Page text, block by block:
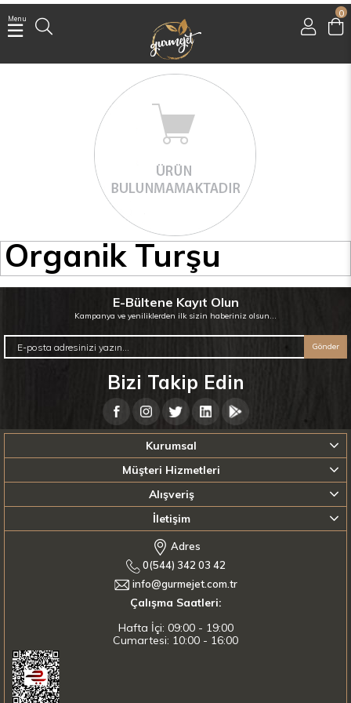
0
Menu
Üye Ol
Facebook İle Bağlan
Google İle Bağlan
Organik Turşu
E-Bültene Kayıt Olun
Kampanya ve yeniliklerden ilk sizin haberiniz olsun...
Gönder
Bizi Takip Edin
Kurumsal
Müşteri Hizmetleri
Alışveriş
İletişim
Adres
0(544) 342 03 42
info@gurmejet.com.tr
Çalışma Saatleri:
Hafta İçi: 09:00 - 19:00
Cumartesi: 10:00 - 16:00